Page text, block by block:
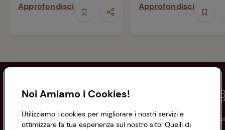
Approfondisci Approfondisci
Conad Spesa online Assicurazioni Viaggi
Noi Amiamo i Cookies!
Utilizziamo i cookies per migliorare i nostri servizi e
ottimizzare la tua esperienza sul nostro sito. Quelli di